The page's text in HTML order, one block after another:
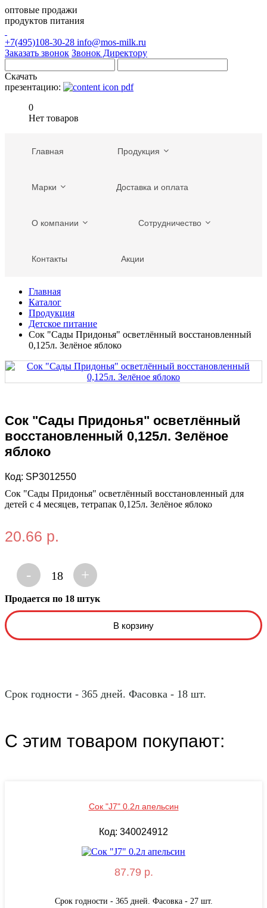
оптовые продажи
продуктов питания
+7(495)108-30-28 info@mos-milk.ru
Заказать звонок Звонок Директору
Скачать
презентацию:
0
Нет товаров
Главная Продукция
Марки Доставка и оплата
О компании Сотрудничество
Контакты Акции
Главная
Каталог
Продукция
Детское питание
Сок "Сады Придонья" осветлённый восстановленный
0,125л. Зелёное яблоко
Сок "Сады Придонья" осветлённый
восстановленный 0,125л. Зелёное
яблоко
Код: SP3012550
Сок "Сады Придонья" осветлённый восстановленный для
детей с 4 месяцев, тетрапак 0,125л. Зелёное яблоко
20.66 р.
- 18 +
Продается по 18 штук
Срок годности - 365 дней. Фасовка - 18 шт.
С этим товаром покупают:
Сок "J7" 0.2л апельсин
Код: 340024912
87.79 р.
Срок годности - 365 дней. Фасовка - 27 шт.